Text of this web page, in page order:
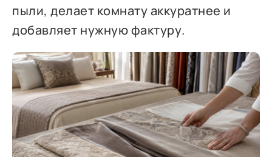
пыли, делает комнату аккуратнее и
добавляет нужную фактуру.